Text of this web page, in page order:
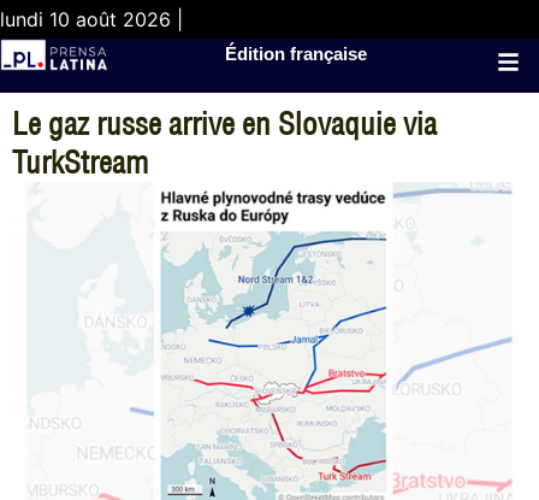
lundi 10 août 2026 |
Édition française
Le gaz russe arrive en Slovaquie via
TurkStream